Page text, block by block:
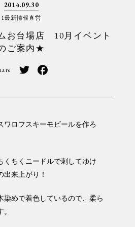
2014.09.30
1最新情報直営
お台場店 10月イベント
ご案内★
ロフスキーモビールを作ろ
くちくニードルで刺してゆけ
来上がり！
染めで着色しているので、柔ら